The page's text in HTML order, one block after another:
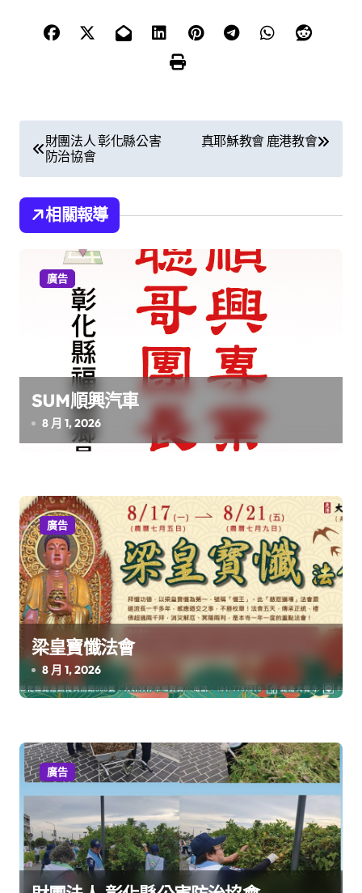
文
章
導
覽
財團法人 彰化縣公害
防治協會
真耶穌教會 鹿港教會
相關報導
廣告
SUM順興汽車
8 月 1, 2026
廣告
梁皇寶懺法會
8 月 1, 2026
廣告